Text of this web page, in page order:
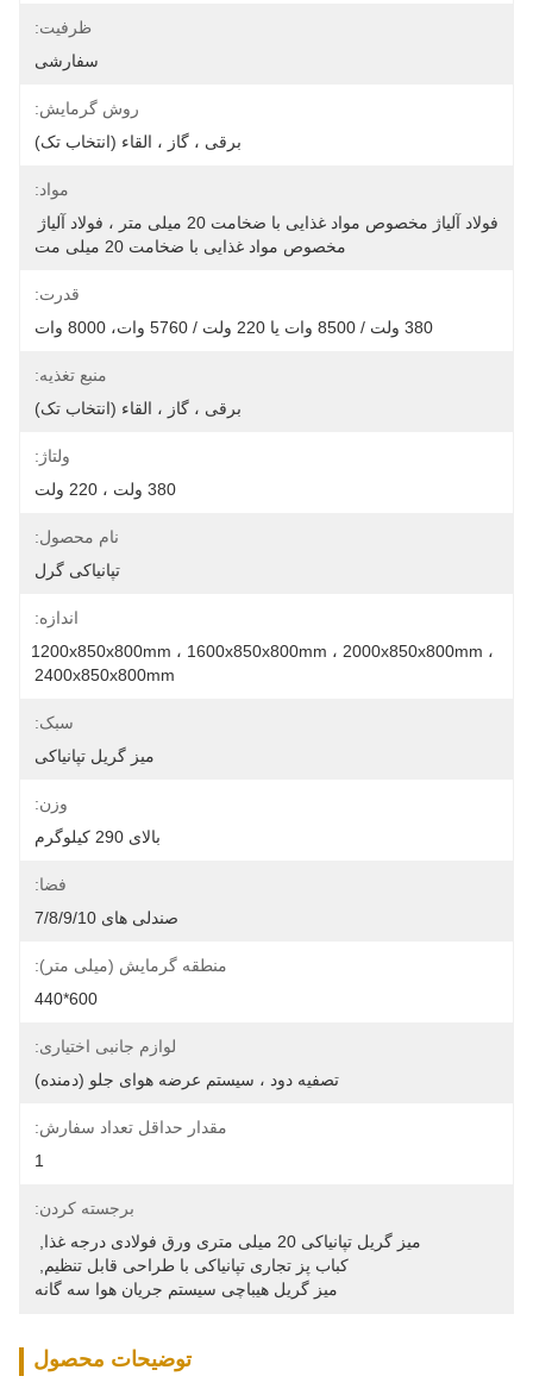
ظرفیت:
سفارشی
روش گرمایش:
برقی ، گاز ، القاء (انتخاب تک)
مواد:
مخصوص مواد غذایی با ضخامت 20 میلی مت
قدرت:
380 ولت / 8500 وات یا 220 ولت / 5760 وات، 8000 وات
منبع تغذیه:
برقی ، گاز ، القاء (انتخاب تک)
ولتاژ:
380 ولت ، 220 ولت
نام محصول:
تپانیاکی گرل
اندازه:
1200x850x800mm ، 1600x850x800mm ، 2000x850x800mm ،
2400x850x800mm
سبک:
میز گریل تپانیاکی
وزن:
بالای 290 کیلوگرم
فضا:
صندلی های 7/8/9/10
منطقه گرمایش (میلی متر):
600*440
لوازم جانبی اختیاری:
تصفیه دود ، سیستم عرضه هوای جلو (دمنده)
مقدار حداقل تعداد سفارش:
1
برجسته کردن:
میز گریل تپانیاکی 20 میلی متری ورق فولادی درجه غذا
کباب پز تجاری تپانیاکی با طراحی قابل تنظیم
میز گریل هیباچی سیستم جریان هوا سه گانه
توضیحات محصول